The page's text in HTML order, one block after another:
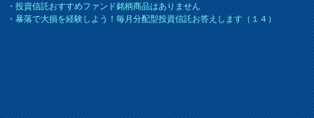
・投資信託おすすめファンド銘柄商品はありません
・暴落で大損を経験しよう！毎月分配型投資信託お答えします（１４）